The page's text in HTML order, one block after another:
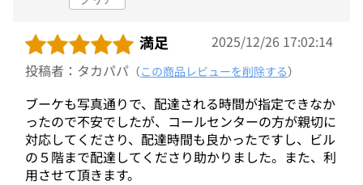
満足
2025/12/26 17:02:14
投稿者：タカパパ （この商品レビューを削除する）
ブーケも写真通りで、配達される時間が指定できなか
ったので不安でしたが、コールセンターの方が親切に
対応してくださり、配達時間も良かったですし、ビル
の５階まで配達してくださり助かりました。また、利
用させて頂きます。